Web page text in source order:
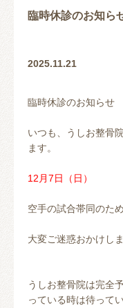
臨時休診のお知ら
2025.11.21
臨時休診のお知らせ
いつも、うしお整骨
ます。
12月7日（日）
空手の試合帯同のた
大変ご迷惑おかけし
うしお整骨院は完全
っている時は待って